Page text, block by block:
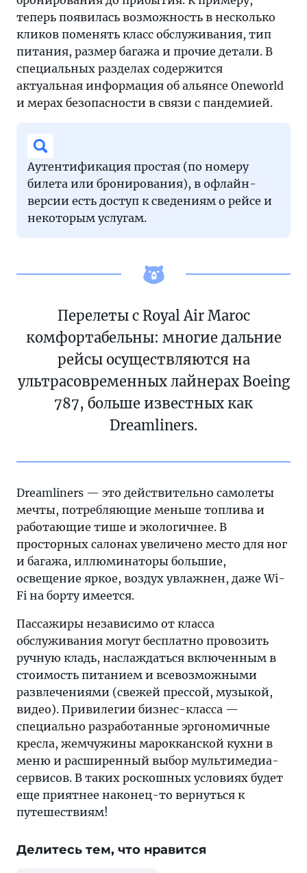
теперь появилась возможность в несколько
кликов поменять класс обслуживания, тип
питания, размер багажа и прочие детали. В
специальных разделах содержится
актуальная информация об альянсе Oneworld
и мерах безопасности в связи с пандемией.
Аутентификация простая (по номеру
билета или бронирования), в офлайн-
версии есть доступ к сведениям о рейсе и
некоторым услугам.
Перелеты с Royal Air Maroc
комфортабельны: многие дальние
рейсы осуществляются на
ультрасовременных лайнерах Boeing
787, больше известных как
Dreamliners.
Dreamliners — это действительно самолеты
мечты, потребляющие меньше топлива и
работающие тише и экологичнее. В
просторных салонах увеличено место для ног
и багажа, иллюминаторы большие,
освещение яркое, воздух увлажнен, даже Wi-
Fi на борту имеется.
Пассажиры независимо от класса
обслуживания могут бесплатно провозить
ручную кладь, наслаждаться включенным в
стоимость питанием и всевозможными
развлечениями (свежей прессой, музыкой,
видео). Привилегии бизнес-класса —
специально разработанные эргономичные
кресла, жемчужины марокканской кухни в
меню и расширенный выбор мультимедиа-
сервисов. В таких роскошных условиях будет
еще приятнее наконец-то вернуться к
путешествиям!
Делитесь тем, что нравится